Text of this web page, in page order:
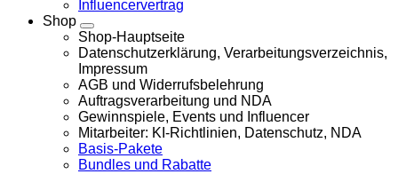
Influencervertrag
Shop
Shop-Hauptseite
Datenschutzerklärung, Verarbeitungsverzeichnis,
Impressum
AGB und Widerrufsbelehrung
Auftragsverarbeitung und NDA
Gewinnspiele, Events und Influencer
Mitarbeiter: KI-Richtlinien, Datenschutz, NDA
Basis-Pakete
Bundles und Rabatte